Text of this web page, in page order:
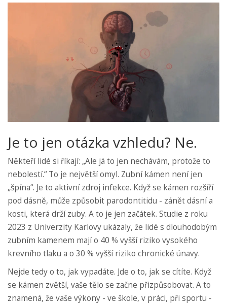
Je to jen otázka vzhledu? Ne.
Někteří lidé si říkají: „Ale já to jen nechávám, protože to
nebolestí.“ To je největší omyl. Zubní kámen není jen
„špína“. Je to aktivní zdroj infekce. Když se kámen rozšíří
pod dásně, může způsobit parodontitidu - zánět dásní a
kosti, která drží zuby. A to je jen začátek. Studie z roku
2023 z Univerzity Karlovy ukázaly, že lidé s dlouhodobým
zubním kamenem mají o 40 % vyšší riziko vysokého
krevního tlaku a o 30 % vyšší riziko chronické únavy.
Nejde tedy o to, jak vypadáte. Jde o to, jak se cítíte. Když
se kámen zvětší, vaše tělo se začne přizpůsobovat. A to
znamená, že vaše výkony - ve škole, v práci, při sportu -